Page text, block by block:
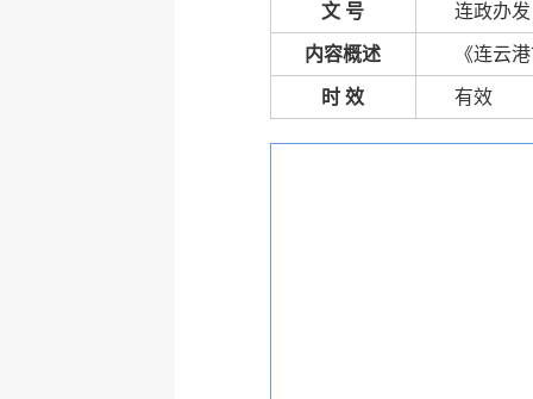
文 号 连政办发
内容概述 《连云
时 效 有效